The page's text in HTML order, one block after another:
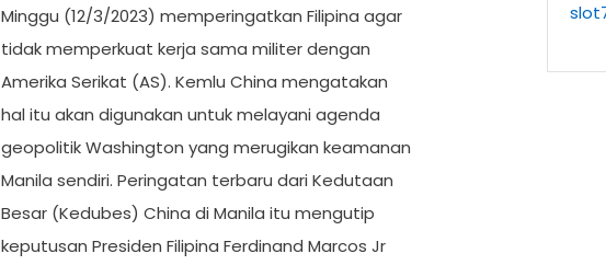
Minggu (12/3/2023) memperingatkan Filipina agar
tidak memperkuat kerja sama militer dengan
Amerika Serikat (AS). Kemlu China mengatakan
hal itu akan digunakan untuk melayani agenda
geopolitik Washington yang merugikan keamanan
Manila sendiri. Peringatan terbaru dari Kedutaan
Besar (Kedubes) China di Manila itu mengutip
keputusan Presiden Filipina Ferdinand Marcos Jr